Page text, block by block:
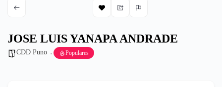
JOSE LUIS YANAPA ANDRADE
CDD Puno Populares